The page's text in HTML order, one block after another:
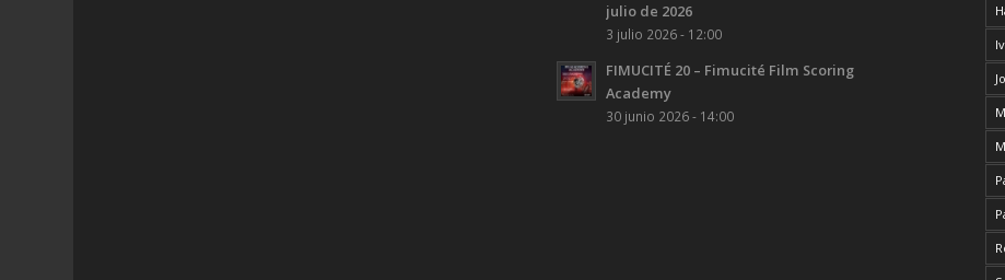
julio de 2026
3 julio 2026 - 12:00
FIMUCITÉ 20 – Fimucité Film Scoring
Academy
30 junio 2026 - 14:00